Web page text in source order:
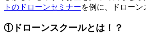
トのドローンセミナーを例に、ドローン
①ドローンスクールとは！？